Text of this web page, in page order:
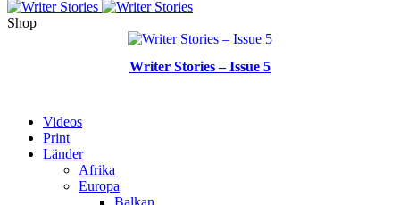
Shop
Writer Stories – Issue 5
Videos
Print
Länder
Afrika
Europa
Balkan